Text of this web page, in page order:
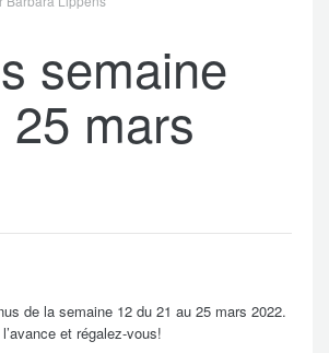
semaine
mars
de la semaine 12 du 21 au 25 mars 2022.
et régalez-vous!